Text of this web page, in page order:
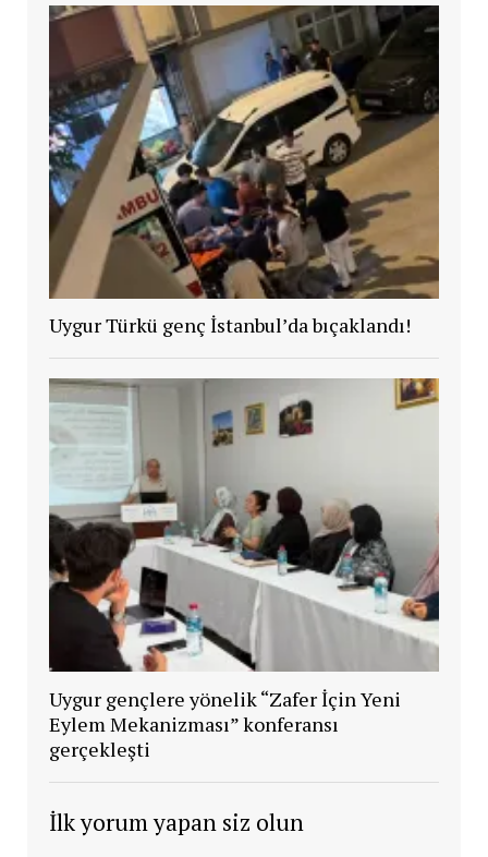
Uygur Türkü genç İstanbul’da bıçaklandı!
Uygur gençlere yönelik “Zafer İçin Yeni
Eylem Mekanizması” konferansı
gerçekleşti
İlk yorum yapan siz olun